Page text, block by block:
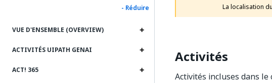
- Réduire
VUE D'ENSEMBLE (OVERVIEW)
ACTIVITÉS UIPATH GENAI
ACT! 365
La localisation
Activités
Activités incluses dans le